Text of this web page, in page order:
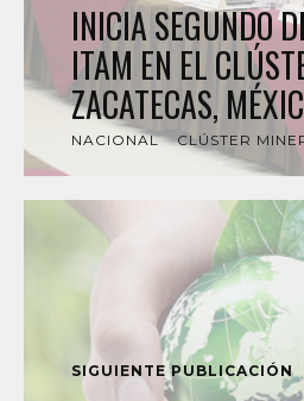
INICIA SEGUNDO
ITAM EN EL
ZACATECAS,
NACIONAL CLÚSTER
SIGUIENTE PUBLICACIÓN